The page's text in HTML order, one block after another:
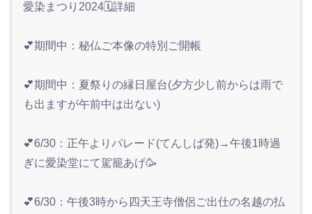
愛染まつり2024🗓️詳細
💕期間中：秘仏ご本像の特別ご開帳
💕期間中：夏祭りの縁日屋台(夕方少し前からは雨で
も出ますが午前中は出ない)
💕6/30：正午よりパレード(てんしば発)→午後1時過
ぎに愛染堂にて駕籠あげ🥳
💕6/30：午後3時から四天王寺僧侶ご出仕の名越の払